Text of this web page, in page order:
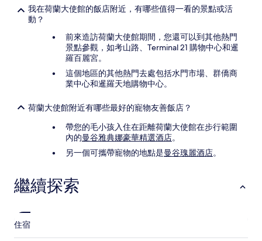
我在荷蘭大使館的飯店附近，有哪些值得一看的景點或活
動？
前來造訪荷蘭大使館期間，您還可以到其他熱門
景點參觀，如考山路、Terminal 21 購物中心和暹
羅百麗宮。
這個地區的其他熱門去處包括水門市場、群僑商
業中心和暹羅天地購物中心。
荷蘭大使館附近有哪些最好的寵物友善飯店？
帶您的毛小孩入住在距離荷蘭大使館在步行範圍
內的曼谷雅典娜豪華精選酒店。
另一個可攜帶寵物的地點是曼谷瑰麗酒店。
繼續探索
住宿